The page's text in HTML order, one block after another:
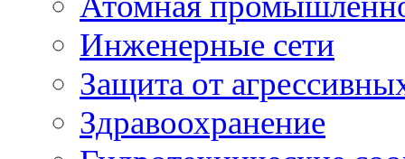
Инженерные сети
Защита от
Здравоохранение